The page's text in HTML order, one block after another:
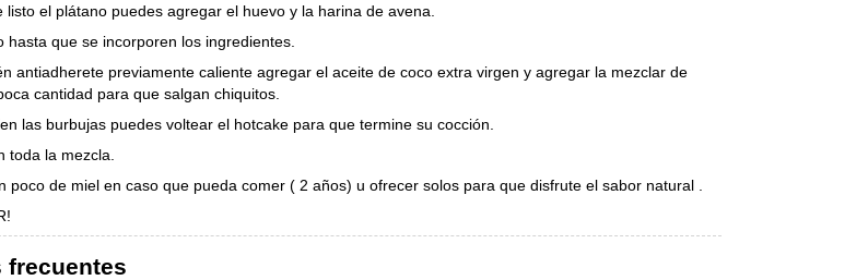
listo el plátano puedes agregar el huevo y la harina de avena.
hasta que se incorporen los ingredientes.
antiadherete previamente caliente agregar el aceite de coco extra virgen y agregar la mezclar de
cantidad para que salgan chiquitos.
las burbujas puedes voltear el hotcake para que termine su cocción.
toda la mezcla.
poco de miel en caso que pueda comer ( 2 años) u ofrecer solos para que disfrute el sabor natural .
frecuentes